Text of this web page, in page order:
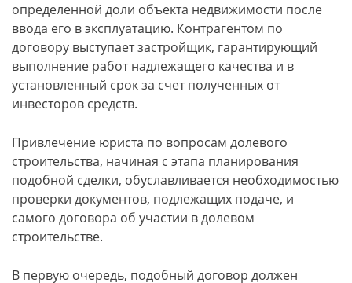
определенной доли объекта недвижимости после
ввода его в эксплуатацию. Контрагентом по
договору выступает застройщик, гарантирующий
выполнение работ надлежащего качества и в
установленный срок за счет полученных от
инвесторов средств.
Привлечение юриста по вопросам долевого
строительства, начиная с этапа планирования
подобной сделки, обуславливается необходимостью
проверки документов, подлежащих подаче, и
самого договора об участии в долевом
строительстве.
В первую очередь, подобный договор должен